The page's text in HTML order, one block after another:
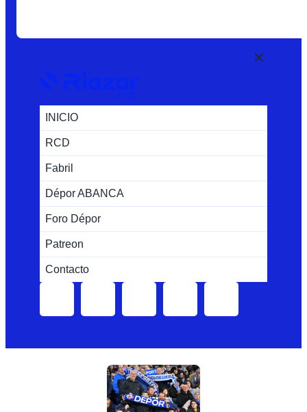
INICIO
RCD
Fabril
Dépor ABANCA
Foro Dépor
Patreon
Contacto